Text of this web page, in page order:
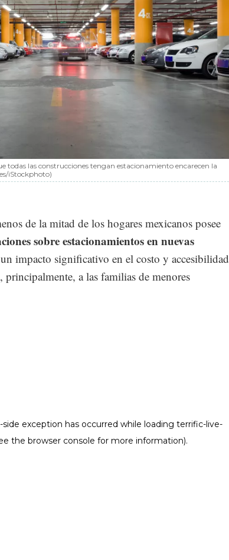
todas las construcciones tengan estacionamiento encarecen la
iStockphoto)
de la mitad de los hogares mexicanos posee
sobre estacionamientos en nuevas
impacto significativo en el costo y accesibilidad
principalmente, a las familias de menores